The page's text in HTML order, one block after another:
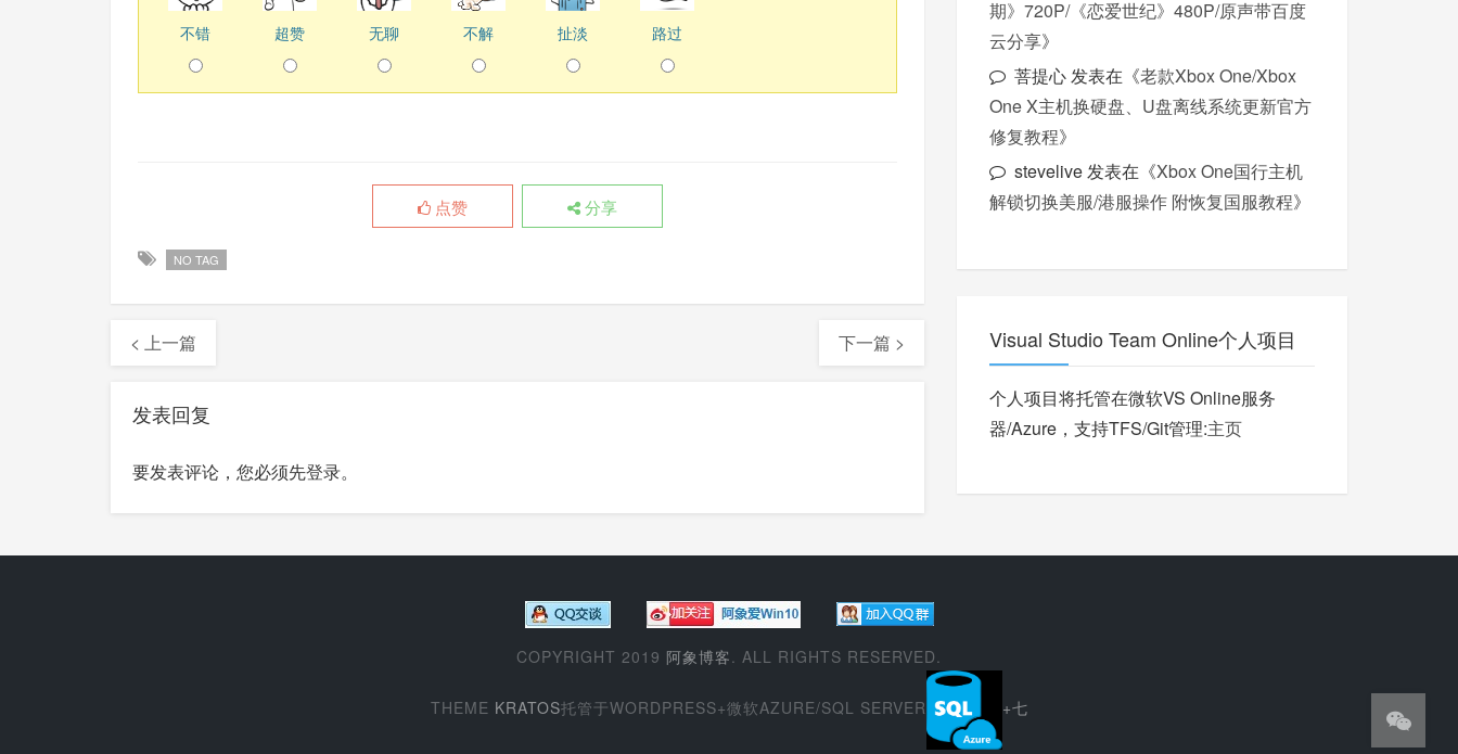
不错 超赞 无聊 不解 扯淡 路过
点赞 分享
NO TAG
< 上一篇 下一篇 >
发表回复
要发表评论，您必须先登录。
期》720P/《恋爱世纪》480P/原声带百度
云分享》
菩提心发表在《老款Xbox One/Xbox
One X主机换硬盘、U盘离线系统更新官方
修复教程》
stevelive发表在《Xbox One国行主机
解锁切换美服/港服操作 附恢复国服教程》
Visual Studio Team Online个人项目
个人项目将托管在微软VS Online服务
器/Azure，支持TFS/Git管理:主页
COPYRIGHT 2019 阿象博客 . ALL RIGHTS RESERVED.
THEME KRATOS托管于WORDPRESS+微软AZURE/SQL SERVER +七